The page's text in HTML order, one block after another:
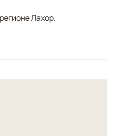
Лахор.
да и просто, - очень
ковры KAZAKH
его незаменимым в